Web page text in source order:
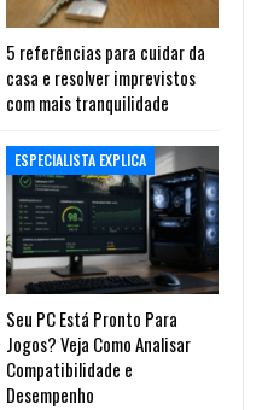
5 referências para cuidar da
casa e resolver imprevistos
com mais tranquilidade
ESPECIALISTA EXPLICA
Seu PC Está Pronto Para
Jogos? Veja Como Analisar
Compatibilidade e
Desempenho